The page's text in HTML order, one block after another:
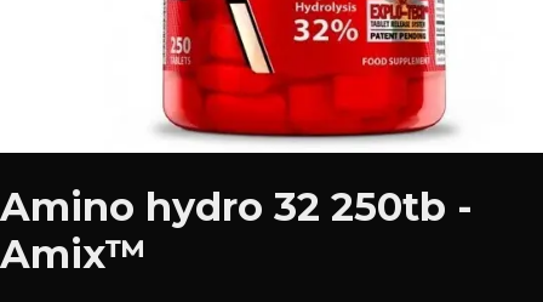
Amino hydro 32 250tb -
Amix™